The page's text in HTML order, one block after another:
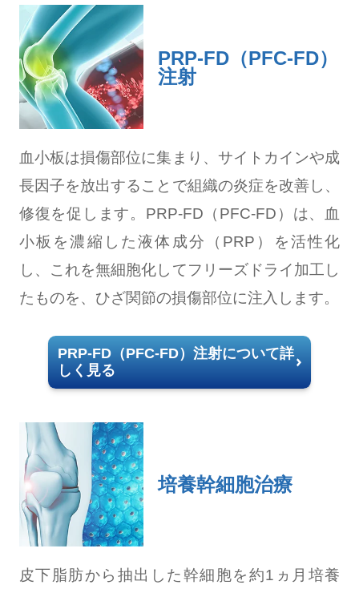
PRP-FD（PFC-FD）
注射
血小板は損傷部位に集まり、サイトカインや成
長因子を放出することで組織の炎症を改善し、
修復を促します。PRP-FD（PFC-FD）は、血
小板を濃縮した液体成分（PRP）を活性化
し、これを無細胞化してフリーズドライ加工し
たものを、ひざ関節の損傷部位に注入します。
PRP-FD（PFC-FD）注射について詳
しく見る
培養幹細胞治療
皮下脂肪から抽出した幹細胞を約1ヵ月培養